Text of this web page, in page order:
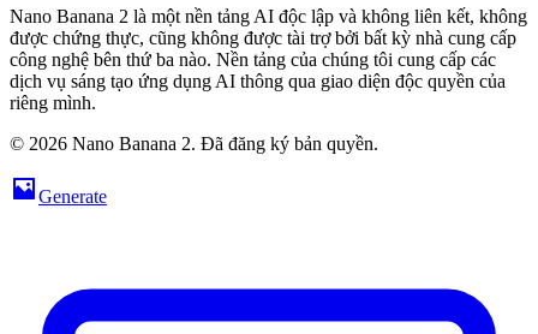
Nano Banana 2 là một nền tảng AI độc lập và không liên kết, không
được chứng thực, cũng không được tài trợ bởi bất kỳ nhà cung cấp
công nghệ bên thứ ba nào. Nền tảng của chúng tôi cung cấp các
dịch vụ sáng tạo ứng dụng AI thông qua giao diện độc quyền của
riêng mình.
© 2026 Nano Banana 2. Đã đăng ký bản quyền.
Generate